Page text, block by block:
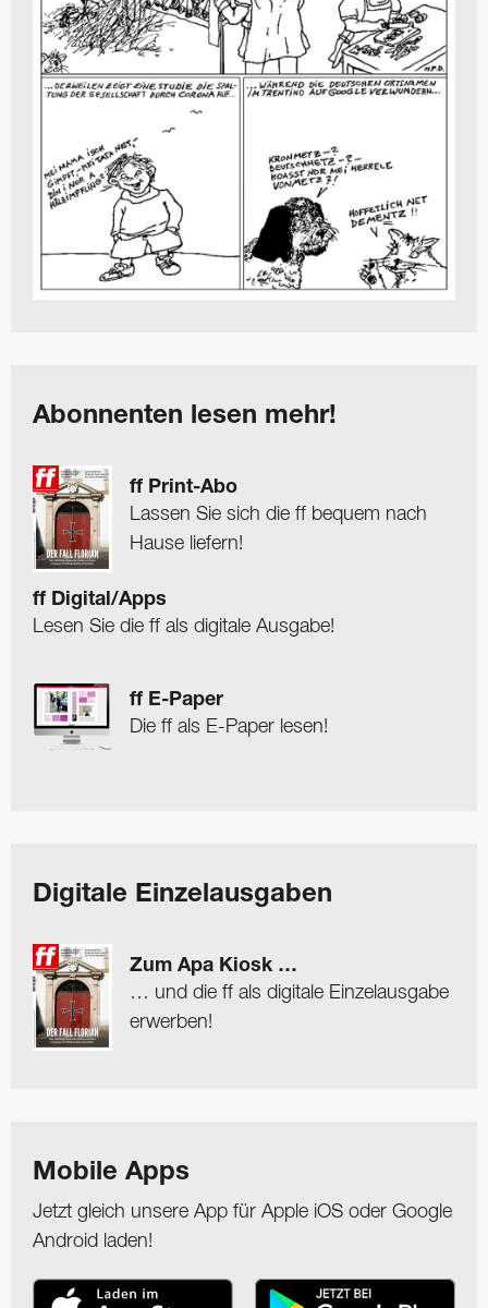
Abonnenten lesen mehr!
ff Print-Abo
Lassen Sie sich die ff bequem nach
Hause liefern!
ff Digital/Apps
Lesen Sie die ff als digitale Ausgabe!
ff E-Paper
Die ff als E-Paper lesen!
Digitale Einzelausgaben
Zum Apa Kiosk …
… und die ff als digitale Einzelausgabe
erwerben!
Mobile Apps
Jetzt gleich unsere App für Apple iOS oder Google
Android laden!